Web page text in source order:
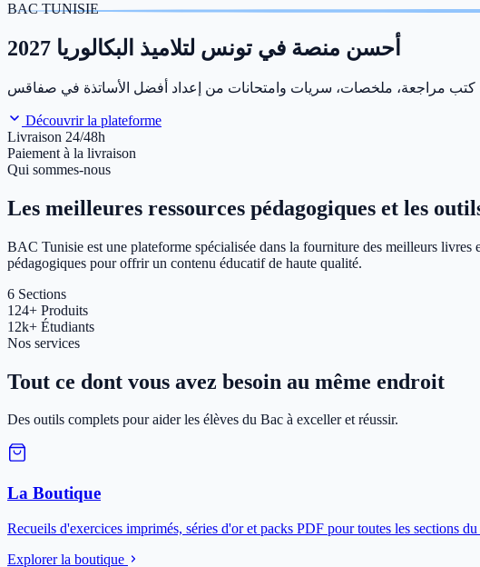
BAC TUNISIE
أحسن منصة في تونس لتلاميذ البكالوريا 2027
Découvrir la plateforme
Livraison 24/48h
Paiement à la livraison
Qui sommes-nous
Les meilleures ressources pédagogiques et les
BAC Tunisie est une plateforme spécialisée dans la fourniture des meilleurs
pédagogiques pour offrir un contenu éducatif de haute qualité.
6 Sections
124+ Produits
12k+ Étudiants
Nos services
Tout ce dont vous avez besoin au même endroit
Des outils complets pour aider les élèves du Bac à exceller et réussir.
La Boutique
Recueils d'exercices imprimés, séries d'or et packs PDF pour toutes les sections
Explorer la boutique